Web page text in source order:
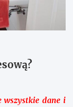
wszystkie dane i